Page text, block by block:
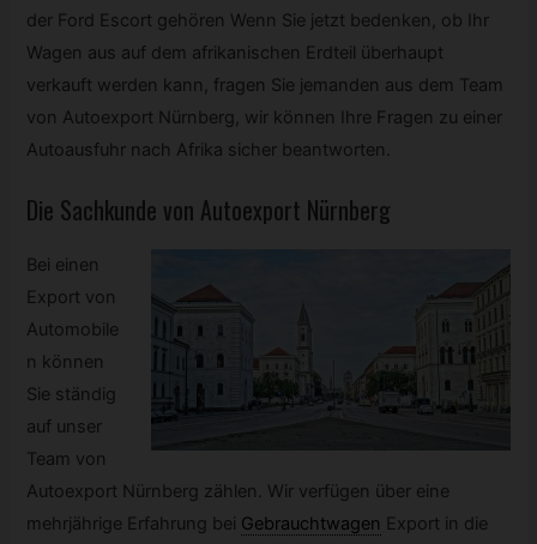
der Ford Escort gehören Wenn Sie jetzt bedenken, ob Ihr
Wagen aus auf dem afrikanischen Erdteil überhaupt
verkauft werden kann, fragen Sie jemanden aus dem Team
von Autoexport Nürnberg, wir können Ihre Fragen zu einer
Autoausfuhr nach Afrika sicher beantworten.
Die Sachkunde von Autoexport Nürnberg
Bei einen
Export von
Automobile
n können
Sie ständig
auf unser
Team von
Autoexport Nürnberg zählen. Wir verfügen über eine
mehrjährige Erfahrung bei Gebrauchtwagen Export in die